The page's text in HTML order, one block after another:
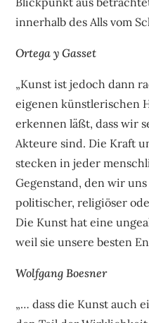
innerhalb des Alls vom
Ortega y Gasset
„Kunst ist jedoch dann
eigenen künstlerischen
erkennen läßt, dass wir
Akteure sind. Die Kraft
stecken in jeder
Gegenstand, den wir
politischer, religiöser
Die Kunst hat eine
weil sie unsere besten
Wolfgang Boesner
„… dass die Kunst auch